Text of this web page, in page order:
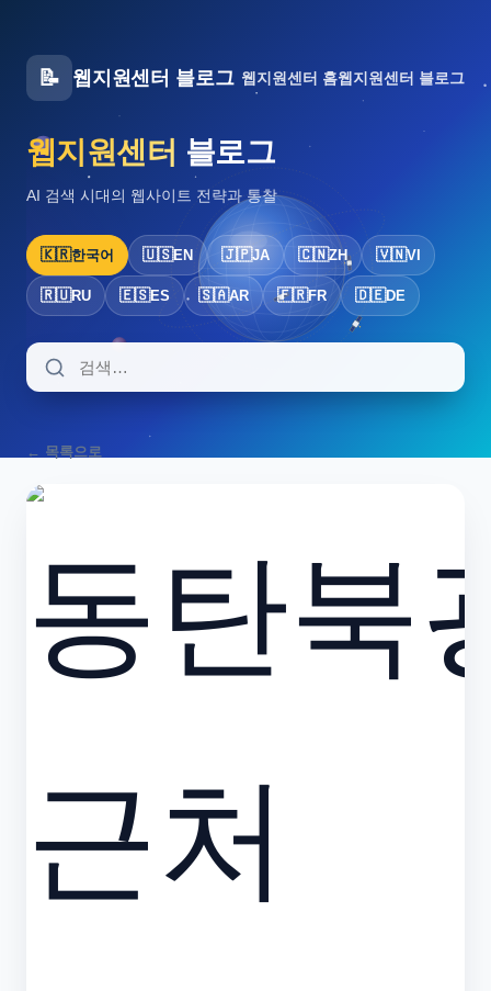
📝 웹지원센터 블로그 웹지원센터 홈웹지원센터 블로그
웹지원센터 블로그
AI 검색 시대의 웹사이트 전략과 통찰
🇰🇷한국어 🇺🇸EN 🇯🇵JA 🇨🇳ZH 🇻🇳VI
🇷🇺RU 🇪🇸ES 🇸🇦AR 🇫🇷FR 🇩🇪DE
← 목록으로